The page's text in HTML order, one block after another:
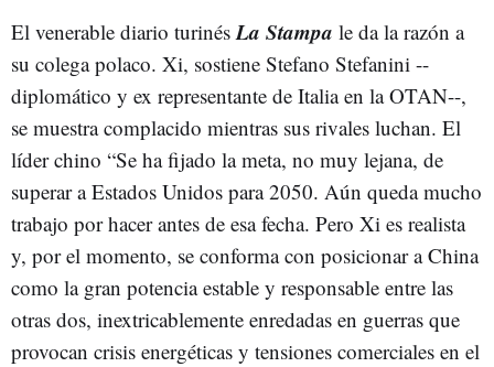
El venerable diario turinés La Stampa le da la razón a
su colega polaco. Xi, sostiene Stefano Stefanini --
diplomático y ex representante de Italia en la OTAN--,
se muestra complacido mientras sus rivales luchan. El
líder chino “Se ha fijado la meta, no muy lejana, de
superar a Estados Unidos para 2050. Aún queda mucho
trabajo por hacer antes de esa fecha. Pero Xi es realista
y, por el momento, se conforma con posicionar a China
como la gran potencia estable y responsable entre las
otras dos, inextricablemente enredadas en guerras que
provocan crisis energéticas y tensiones comerciales en el